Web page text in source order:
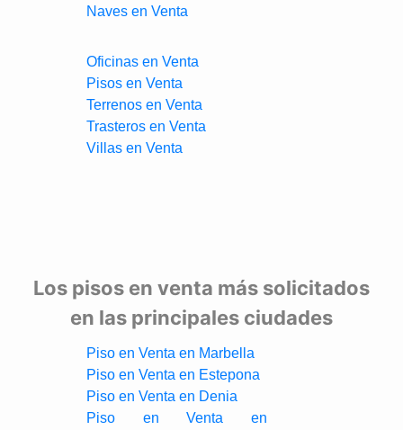
Naves en Venta
Oficinas en Venta
Pisos en Venta
Terrenos en Venta
Trasteros en Venta
Villas en Venta
Los pisos en venta más solicitados
en las principales ciudades
Piso en Venta en Marbella
Piso en Venta en Estepona
Piso en Venta en Denia
Piso en Venta en